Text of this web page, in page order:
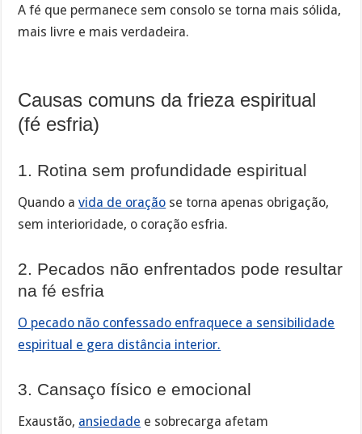
A fé que permanece sem consolo se torna mais sólida,
mais livre e mais verdadeira.
Causas comuns da frieza espiritual
(fé esfria)
1. Rotina sem profundidade espiritual
Quando avida de oração se torna apenas obrigação,
sem interioridade, o coração esfria.
2. Pecados não enfrentados pode resultar
na fé esfria
O pecado não confessado enfraquece a sensibilidade
espiritual e gera distância interior.
3. Cansaço físico e emocional
Exaustão, ansiedade e sobrecarga afetam